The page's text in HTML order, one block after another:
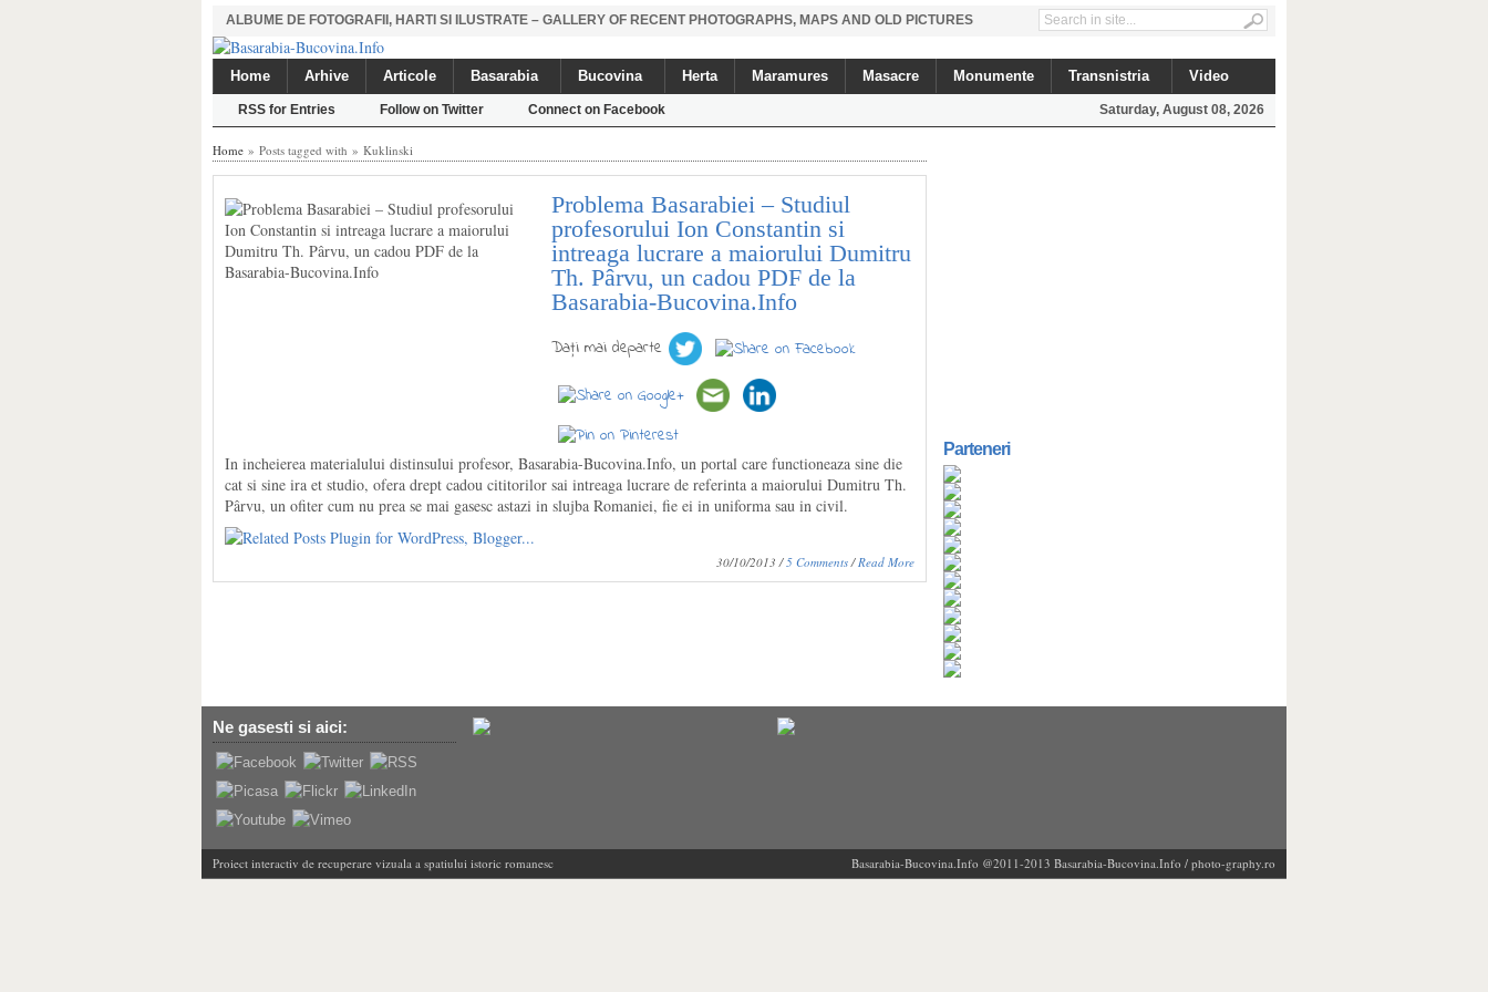
ALBUME DE FOTOGRAFII, HARTI SI ILUSTRATE – GALLERY OF RECENT PHOTOGRAPHS, MAPS AND OLD PICTURES
Home Arhive Articole Basarabia Bucovina Herta Maramures Masacre Monumente Transnistria Video
RSS for Entries Follow on Twitter Connect on Facebook Saturday, August 08, 2026
Home » Posts tagged with » Kuklinski
Problema Basarabiei – Studiul
profesorului Ion Constantin si
intreaga lucrare a maiorului Dumitru
Th. Pârvu, un cadou PDF de la
Basarabia-Bucovina.Info
Daţi mai departe
In incheierea materialului distinsului profesor, Basarabia-Bucovina.Info, un portal care functioneaza sine die
cat si sine ira et studio, ofera drept cadou cititorilor sai intreaga lucrare de referinta a maiorului Dumitru Th.
Pârvu, un ofiter cum nu prea se mai gasesc astazi in slujba Romaniei, fie ei in uniforma sau in civil.
30/10/2013 /5 Comments/Read More
Parteneri
Ne gasesti si aici:
Proiect interactiv de recuperare vizuala a spatiului istoric romanesc Basarabia-Bucovina.Info @2011-2013 Basarabia-Bucovina.Info / photo-graphy.ro